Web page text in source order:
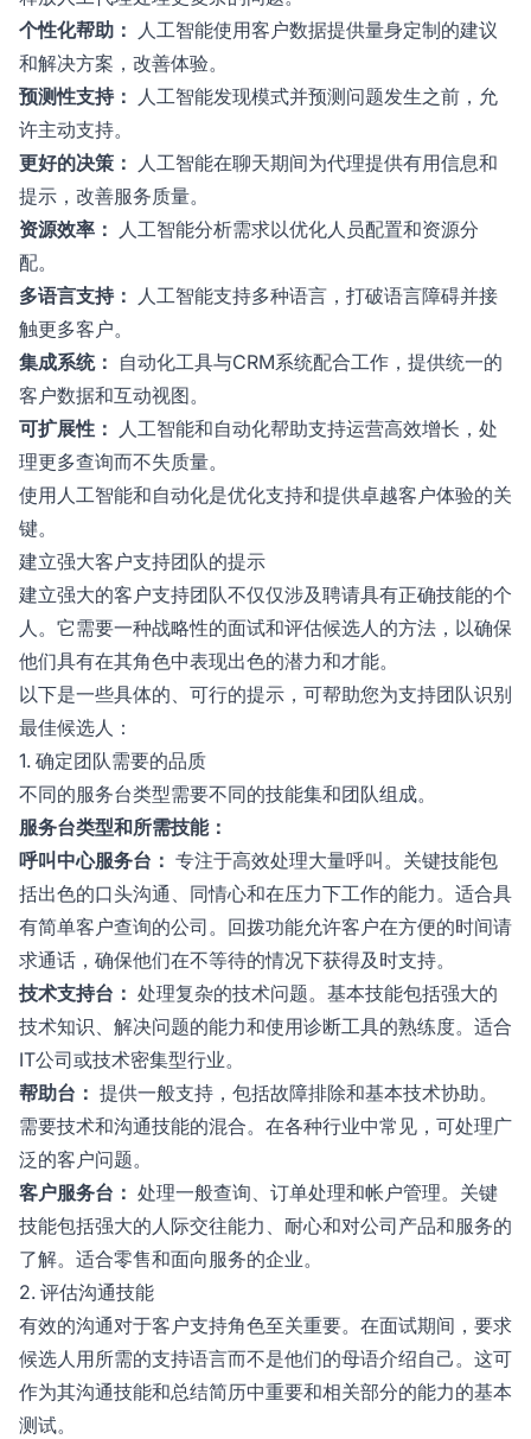
个性化帮助： 人工智能使用客户数据提供量身定制的建议
和解决方案，改善体验。
预测性支持： 人工智能发现模式并预测问题发生之前，允
许主动支持。
更好的决策： 人工智能在聊天期间为代理提供有用信息和
提示，改善服务质量。
资源效率： 人工智能分析需求以优化人员配置和资源分
配。
多语言支持： 人工智能支持多种语言，打破语言障碍并接
触更多客户。
集成系统： 自动化工具与CRM系统配合工作，提供统一的
客户数据和互动视图。
可扩展性： 人工智能和自动化帮助支持运营高效增长，处
理更多查询而不失质量。
使用人工智能和自动化是优化支持和提供卓越客户体验的关
键。
建立强大客户支持团队的提示
建立强大的客户支持团队不仅仅涉及聘请具有正确技能的个
人。它需要一种战略性的面试和评估候选人的方法，以确保
他们具有在其角色中表现出色的潜力和才能。
以下是一些具体的、可行的提示，可帮助您为支持团队识别
最佳候选人：
1. 确定团队需要的品质
不同的服务台类型需要不同的技能集和团队组成。
服务台类型和所需技能：
呼叫中心服务台： 专注于高效处理大量呼叫。关键技能包
括出色的口头沟通、同情心和在压力下工作的能力。适合具
有简单客户查询的公司。回拨功能允许客户在方便的时间请
求通话，确保他们在不等待的情况下获得及时支持。
技术支持台： 处理复杂的技术问题。基本技能包括强大的
技术知识、解决问题的能力和使用诊断工具的熟练度。适合
IT公司或技术密集型行业。
帮助台： 提供一般支持，包括故障排除和基本技术协助。
需要技术和沟通技能的混合。在各种行业中常见，可处理广
泛的客户问题。
客户服务台： 处理一般查询、订单处理和帐户管理。关键
技能包括强大的人际交往能力、耐心和对公司产品和服务的
了解。适合零售和面向服务的企业。
2. 评估沟通技能
有效的沟通对于客户支持角色至关重要。在面试期间，要求
候选人用所需的支持语言而不是他们的母语介绍自己。这可
作为其沟通技能和总结简历中重要和相关部分的能力的基本
测试。